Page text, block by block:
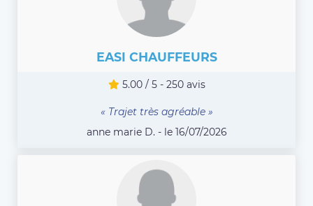
EASI CHAUFFEURS
5.00 / 5 - 250 avis
« Trajet très agréable »
anne marie D. - le 16/07/2026